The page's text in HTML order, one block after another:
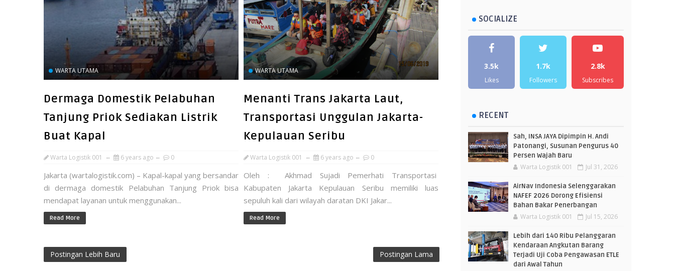
WARTA UTAMA
Dermaga Domestik Pelabuhan
Tanjung Priok Sediakan Listrik
Buat Kapal
Warta Logistik 001 6 years ago 0
Jakarta (wartalogistik.com) – Kapal-kapal yang bersandar
di dermaga domestik Pelabuhan Tanjung Priok bisa
mendapat layanan untuk menggunakan...
Read More
WARTA UTAMA
Menanti Trans Jakarta Laut,
Transportasi Unggulan Jakarta-
Kepulauan Seribu
Warta Logistik 001 6 years ago 0
Oleh : Akhmad Sujadi Pemerhati Transportasi
Kabupaten Jakarta Kepulauan Seribu memiliki luas
sepuluh kali dari wilayah daratan DKI Jakar...
Read More
Postingan Lebih Baru Postingan Lama
SOCIALIZE
3.5k
Likes
1.7k
Followers
2.8k
Subscribes
RECENT
Sah, INSA JAYA Dipimpin H. Andi
Patonangi, Susunan Pengurus 40
Persen Wajah Baru
Warta Logistik 001 Jul 31, 2026
AirNav Indonesia Selenggarakan
NAFEF 2026 Dorong Efisiensi
Bahan Bakar Penerbangan
Warta Logistik 001 Jul 15, 2026
Lebih dari 140 Ribu Pelanggaran
Kendaraan Angkutan Barang
Terjadi Uji Coba Pengawasan ETLE
dari Awal Tahun